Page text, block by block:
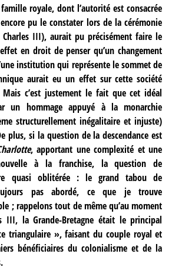
royale, dont l’autorité est consacrée
pu le constater lors de la cérémonie
III), aurait pu précisément faire le
en droit de penser qu’un changement
institution qui représente le sommet de
aurait eu un effet sur cette société
c’est justement le fait que cet idéal
un hommage appuyé à la monarchie
structurellement inégalitaire et injuste)
plus, si la question de la descendance est
, apportant une complexité et une
à la franchise, la question de
quasi oblitérée : le grand tabou de
pas abordé, ce que je trouve
; rappelons tout de même qu’au moment
III, la Grande-Bretagne était le principal
triangulaire », faisant du couple royal et
bénéficiaires du colonialisme et de la